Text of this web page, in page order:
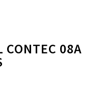
CONTEC 08A